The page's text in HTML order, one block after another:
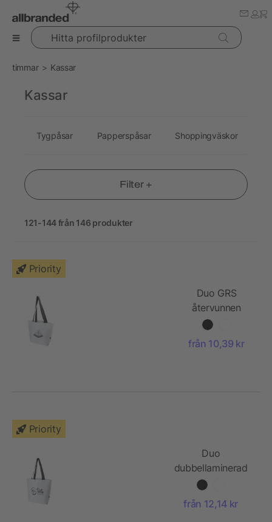
Hitta profilprodukter
timmar Kassar
Filter +
121-144 från 146 produkter
Priority
Duo GRS
återvunnen
dubbellaminerad
tygväska, 18 l
från 10,39 kr
Priority
Duo
dubbellaminerad
överdimensionerad
tygväska av
återvunnen GRS,
från 12,14 kr
Kassar
Tygpåsar Papperspåsar Shoppingväskor